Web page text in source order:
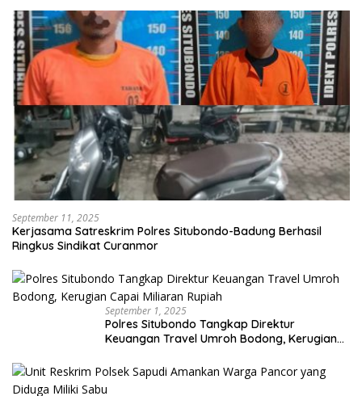
September 11, 2025
Kerjasama Satreskrim Polres Situbondo-Badung Berhasil
Ringkus Sindikat Curanmor
September 1, 2025
Polres Situbondo Tangkap Direktur
Keuangan Travel Umroh Bodong, Kerugian